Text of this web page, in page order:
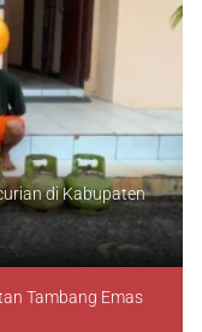
di Kabupaten
Tambang Emas